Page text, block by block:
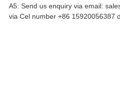
A5: Send us enquiry via email:
via Cel number +86 15920056387